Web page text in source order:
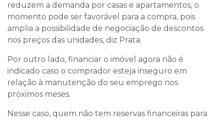
reduzem a demanda por casas e apartamentos, o
momento pode ser favorável para a compra, pois
amplia a possibilidade de negociação de descontos
nos preços das unidades, diz Prata.
Por outro lado, financiar o imóvel agora não é
indicado caso o comprador esteja inseguro em
relação à manutenção do seu emprego nos
próximos meses.
Nesse caso, quem não tem reservas financeiras para